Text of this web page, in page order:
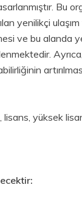
Bu
yenilikçi
ve bu alanda
lisans, yüksek